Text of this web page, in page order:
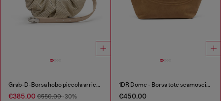
Grab-D-Borsa hobo piccola arricciata in pelle effetto snake
€385.00 €550.00-30%
1DR Dome - Borsa tote scamosciata con Logo Oval D
€450.00